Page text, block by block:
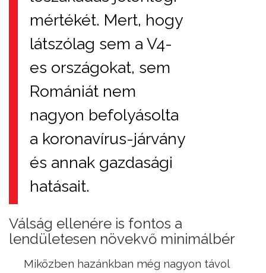
mértékét. Mert, hogy
látszólag sem a V4-
es országokat, sem
Romániát nem
nagyon befolyásolta
a koronavírus-járvány
és annak gazdasági
hatásait.
Válság ellenére is fontos a
lendületesen növekvő minimálbér
Miközben hazánkban még nagyon távol